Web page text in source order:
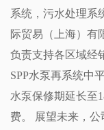
系统，污水处理系
际贸易（上海）有
负责支持各区域经
SPP水泵再系统中
水泵保修期延长至
费。 展望未来，